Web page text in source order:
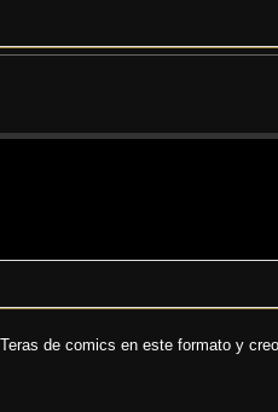
de comics en este formato y